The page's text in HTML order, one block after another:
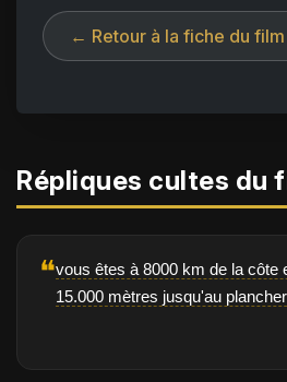
← Retour à la fiche du film
Répliques cultes du
❝vous êtes à 8000 km de la côte
15.000 mètres jusqu'au